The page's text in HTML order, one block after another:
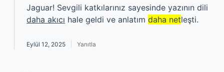
Jaguar! Sevgili katkılarınız sayesinde yazının dili
daha akıcı hale geldi ve anlatım daha netleşti.
Eylül 12, 2025 Yanıtla